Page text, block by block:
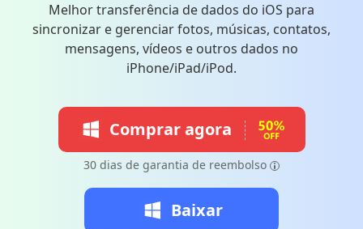
Melhor transferência de dados do iOS para
sincronizar e gerenciar fotos, músicas, contatos,
mensagens, vídeos e outros dados no
iPhone/iPad/iPod.
Comprar agora
30 dias de garantia de reembolso
Baixar